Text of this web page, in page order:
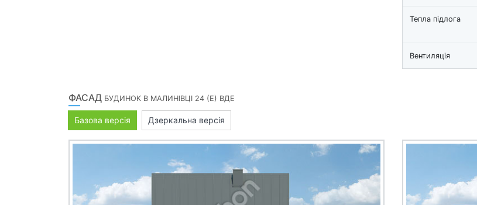
Тепла підлога
Вентиляція
ФАСАД БУДИНОК В МАЛИНІВЦІ 24 (Е) ВДЕ
Базова версія Дзеркальна версія